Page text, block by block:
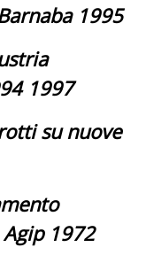
1995
1997
su nuove
1972